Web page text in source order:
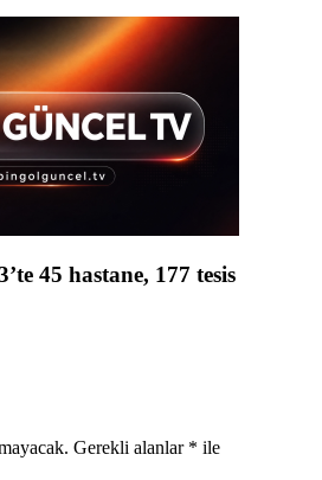
45 hastane, 177 tesis
Gerekli alanlar * ile